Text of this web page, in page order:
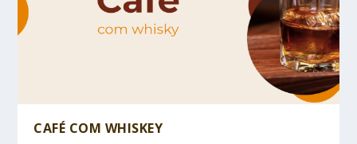
CAFÉ COM WHISKEY